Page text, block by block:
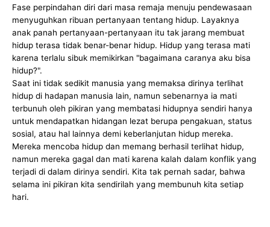
Fase perpindahan diri dari masa remaja menuju pendewasaan
menyuguhkan ribuan pertanyaan tentang hidup. Layaknya
anak panah pertanyaan-pertanyaan itu tak jarang membuat
hidup terasa tidak benar-benar hidup. Hidup yang terasa mati
karena terlalu sibuk memikirkan "bagaimana caranya aku bisa
hidup?".
Saat ini tidak sedikit manusia yang memaksa dirinya terlihat
hidup di hadapan manusia lain, namun sebenarnya ia mati
terbunuh oleh pikiran yang membatasi hidupnya sendiri hanya
untuk mendapatkan hidangan lezat berupa pengakuan, status
sosial, atau hal lainnya demi keberlanjutan hidup mereka.
Mereka mencoba hidup dan memang berhasil terlihat hidup,
namun mereka gagal dan mati karena kalah dalam konflik yang
terjadi di dalam dirinya sendiri. Kita tak pernah sadar, bahwa
selama ini pikiran kita sendirilah yang membunuh kita setiap
hari.